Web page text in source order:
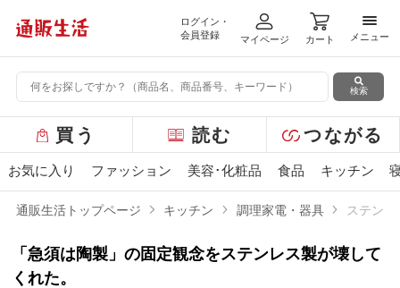
ログイン・
会員登録
マイページ カート
メニ
メニュー
検索
ー
バ
買う 読む つながる
お気に入り ファッション 美容･化粧品 食品 キッチン
通販生活トップページ キッチン 調理家電・器具 ステン
「急須は陶製」の固定観念をステンレス製が壊して
くれた。